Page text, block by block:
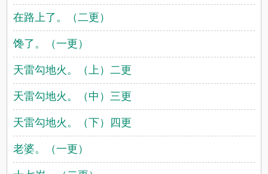
在路上了。（二更）
馋了。（一更）
天雷勾地火。（上）二更
天雷勾地火。（中）三更
天雷勾地火。（下）四更
老婆。（一更）